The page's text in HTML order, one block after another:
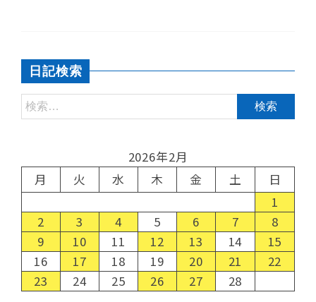
日記検索
2026年2月
月
火 水 木 金 土
日
1
2
3 4 5 6 7
8
9
10 11 12 13 14
15
16
17 18 19 20 21
22
23
24 25 26 27 28